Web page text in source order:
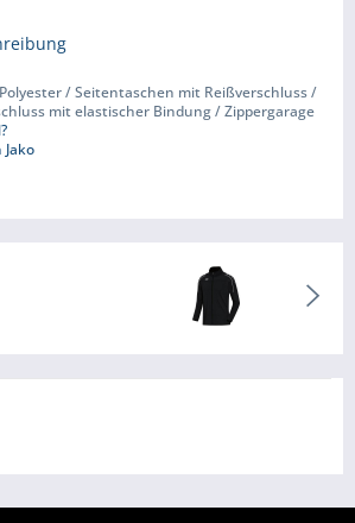
/ Seitentaschen mit Reißverschluss /
mit elastischer Bindung / Zippergarage